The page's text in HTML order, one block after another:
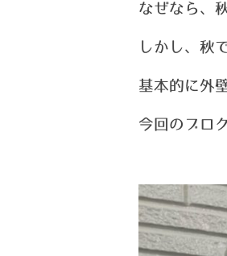
なぜなら、
しかし、秋
基本的に外
今回のブロ